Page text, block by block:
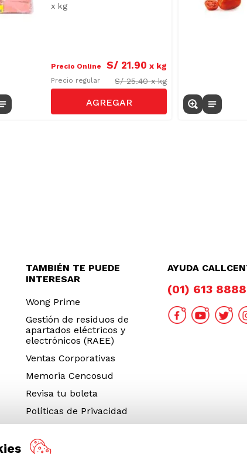
x kg
Precio Online S/ 21.90 x kg
Precio regular S/25.40xkg
TAMBIÉN TE PUEDE
INTERESAR
Wong Prime
Gestión de residuos de
apartados eléctricos y
electrónicos (RAEE)
Ventas Corporativas
Memoria Cencosud
Revisa tu boleta
Políticas de Privacidad
Legales
AYUDA
(01) 613 8888